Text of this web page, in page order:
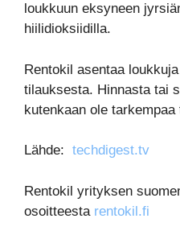
loukkuun eksyneen
hiilidioksiidilla.
Rentokil asentaa
tilauksesta. Hinnasta tai
kutenkaan ole tarkempaa
Lähde: techdigest.tv
Rentokil yrityksen
osoitteesta rentokil.fi